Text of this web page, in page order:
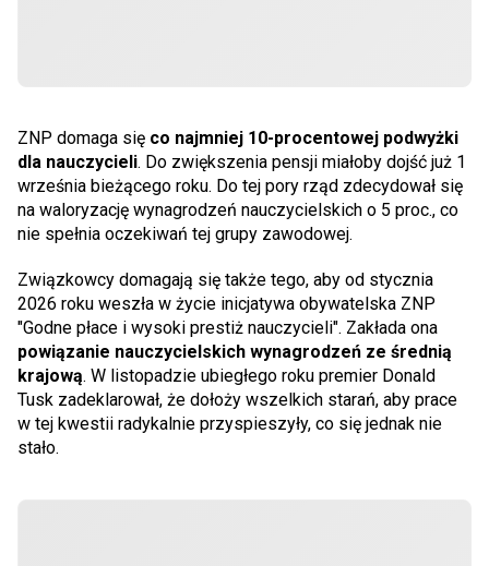
ZNP domaga się co najmniej 10-procentowej podwyżki
dla nauczycieli. Do zwiększenia pensji miałoby dojść już 1
września bieżącego roku. Do tej pory rząd zdecydował się
na waloryzację wynagrodzeń nauczycielskich o 5 proc., co
nie spełnia oczekiwań tej grupy zawodowej.
Związkowcy domagają się także tego, aby od stycznia
2026 roku weszła w życie inicjatywa obywatelska ZNP
"Godne płace i wysoki prestiż nauczycieli". Zakłada ona
powiązanie nauczycielskich wynagrodzeń ze średnią
krajową. W listopadzie ubiegłego roku premier Donald
Tusk zadeklarował, że dołoży wszelkich starań, aby prace
w tej kwestii radykalnie przyspieszyły, co się jednak nie
stało.